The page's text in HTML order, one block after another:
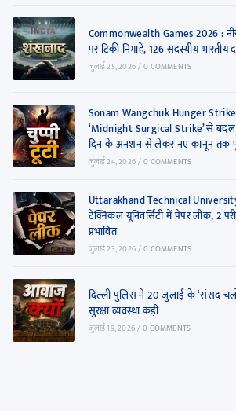
Commonwealth Games 2026 :
पर टिकी निगाहें, 126 सदस्यीय भारतीय
जुलाई 25, 2026/0 COMMENTS
Sonam Wangchuk Hunger
‘Midnight Surgical Strike’ से बदल
दिन के अनशन से लेकर नए कानून तक
जुलाई 24, 2026/0 COMMENTS
Uttarakhand Technical
टेक्निकल यूनिवर्सिटी में पेपर लीक, 2
प्रभावित
जुलाई 23, 2026/0 COMMENTS
दिल्ली पुलिस ने 20 जुलाई के ‘संसद
सुरक्षा व्यवस्था कड़ी
जुलाई 19, 2026/0 COMMENTS